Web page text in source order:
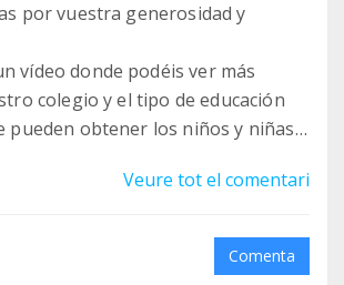
por vuestra generosidad y
vídeo donde podéis ver más
colegio y el tipo de educación
pueden obtener los niños y niñas a
Veure tot el comentari
Comenta